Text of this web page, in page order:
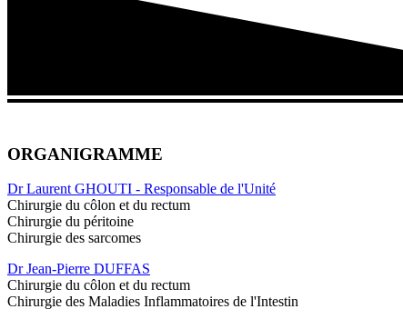
ORGANIGRAMME
Dr Laurent GHOUTI - Responsable de l'Unité
Chirurgie du côlon et du rectum
Chirurgie du péritoine
Chirurgie des sarcomes
Dr Jean-Pierre DUFFAS
Chirurgie du côlon et du rectum
Chirurgie des Maladies Inflammatoires de l'Intestin